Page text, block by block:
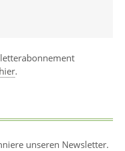
.
unseren Newsletter.